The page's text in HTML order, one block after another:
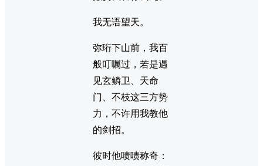
我无语望天。
弥珩下山前，我百
般叮嘱过，若是遇
见玄鳞卫、天命
门、不枝这三方势
力，不许用我教他
的剑招。
彼时他啧啧称奇：